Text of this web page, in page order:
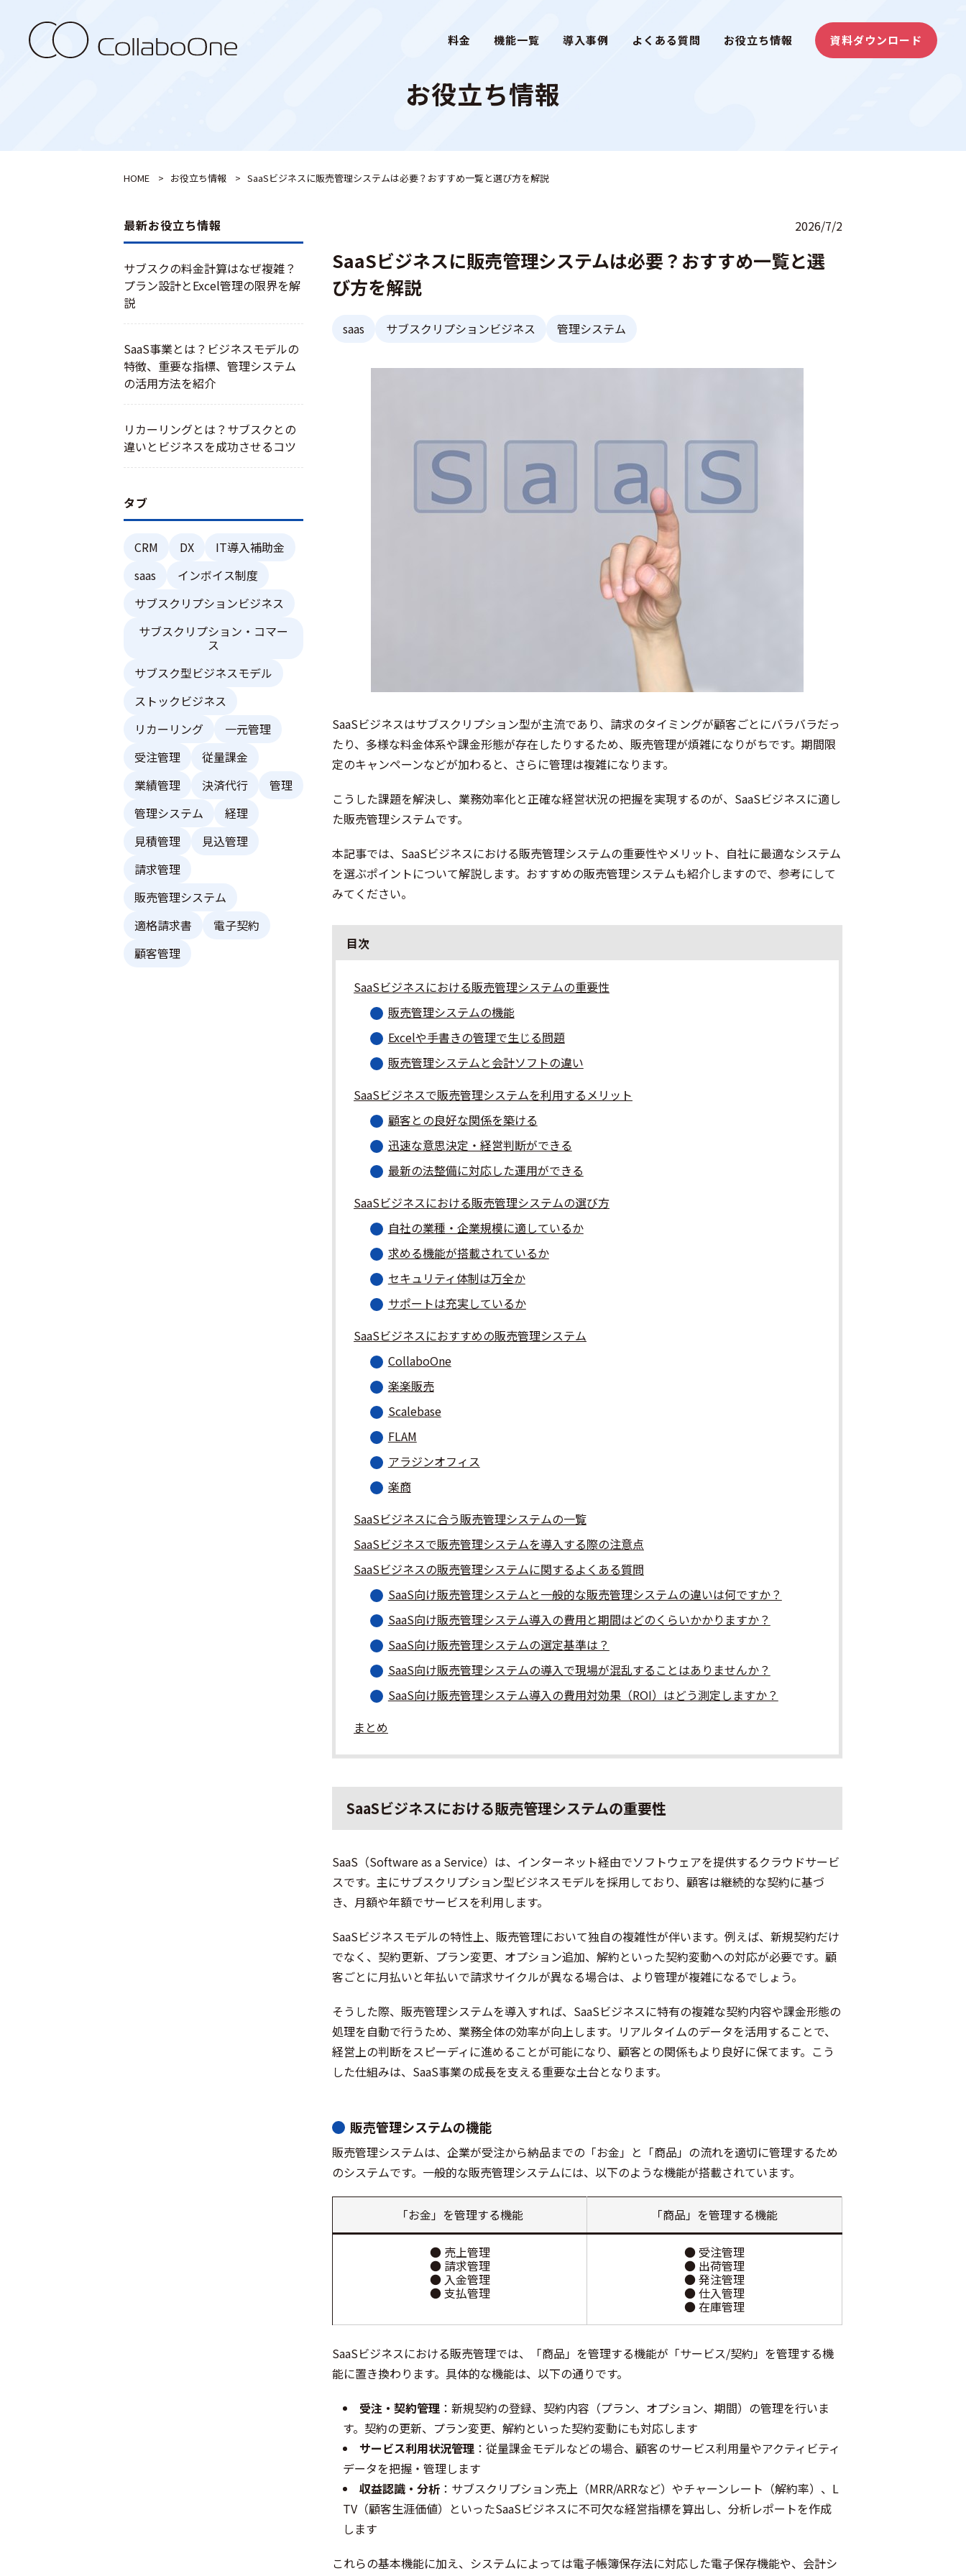
料金 機能一覧 導入事例 よくある質問 お役立ち情報 資料ダウンロード
お役立ち情報
HOME > お役立ち情報 > SaaSビジネスに販売管理システムは必要？おすすめ一覧と選び方を解説
2026/7/2
SaaSビジネスに販売管理システムは必要？おすすめ一覧と選
び方を解説
saas サブスクリプションビジネス 管理システム
SaaSビジネスはサブスクリプション型が主流であり、請求のタイミングが顧客ごとにバラバラだっ
たり、多様な料金体系や課金形態が存在したりするため、販売管理が煩雑になりがちです。期間限
定のキャンペーンなどが加わると、さらに管理は複雑になります。
こうした課題を解決し、業務効率化と正確な経営状況の把握を実現するのが、SaaSビジネスに適し
た販売管理システムです。
本記事では、SaaSビジネスにおける販売管理システムの重要性やメリット、自社に最適なシステム
を選ぶポイントについて解説します。おすすめの販売管理システムも紹介しますので、参考にして
みてください。
目次
SaaSビジネスにおける販売管理システムの重要性
販売管理システムの機能
Excelや手書きの管理で生じる問題
販売管理システムと会計ソフトの違い
SaaSビジネスで販売管理システムを利用するメリット
顧客との良好な関係を築ける
迅速な意思決定・経営判断ができる
最新の法整備に対応した運用ができる
SaaSビジネスにおける販売管理システムの選び方
自社の業種・企業規模に適しているか
求める機能が搭載されているか
セキュリティ体制は万全か
サポートは充実しているか
SaaSビジネスにおすすめの販売管理システム
CollaboOne
楽楽販売
Scalebase
FLAM
アラジンオフィス
楽商
SaaSビジネスに合う販売管理システムの一覧
SaaSビジネスで販売管理システムを導入する際の注意点
SaaSビジネスの販売管理システムに関するよくある質問
SaaS向け販売管理システムと一般的な販売管理システムの違いは何ですか？
SaaS向け販売管理システム導入の費用と期間はどのくらいかかりますか？
SaaS向け販売管理システムの選定基準は？
SaaS向け販売管理システムの導入で現場が混乱することはありませんか？
SaaS向け販売管理システム導入の費用対効果（ROI）はどう測定しますか？
まとめ
SaaSビジネスにおける販売管理システムの重要性
SaaS（Software as a Service）は、インターネット経由でソフトウェアを提供するクラウドサービ
スです。主にサブスクリプション型ビジネスモデルを採用しており、顧客は継続的な契約に基づ
き、月額や年額でサービスを利用します。
SaaSビジネスモデルの特性上、販売管理において独自の複雑性が伴います。例えば、新規契約だけ
でなく、契約更新、プラン変更、オプション追加、解約といった契約変動への対応が必要です。顧
客ごとに月払いと年払いで請求サイクルが異なる場合は、より管理が複雑になるでしょう。
そうした際、販売管理システムを導入すれば、SaaSビジネスに特有の複雑な契約内容や課金形態の
処理を自動で行うため、業務全体の効率が向上します。リアルタイムのデータを活用することで、
経営上の判断をスピーディに進めることが可能になり、顧客との関係もより良好に保てます。こう
した仕組みは、SaaS事業の成長を支える重要な土台となります。
販売管理システムの機能
販売管理システムは、企業が受注から納品までの「お金」と「商品」の流れを適切に管理するため
のシステムです。一般的な販売管理システムには、以下のような機能が搭載されています。
「お金」を管理する機能 「商品」を管理する機能
● 売上管理
● 請求管理
● 入金管理
● 支払管理
● 受注管理
● 出荷管理
● 発注管理
● 仕入管理
● 在庫管理
SaaSビジネスにおける販売管理では、「商品」を管理する機能が「サービス/契約」を管理する機
能に置き換わります。具体的な機能は、以下の通りです。
受注・契約管理 ：新規契約の登録、契約内容（プラン、オプション、期間）の管理を行いま
す。契約の更新、プラン変更、解約といった契約変動にも対応します
サービス利用状況管理 ：従量課金モデルなどの場合、顧客のサービス利用量やアクティビティ
データを把握・管理します
収益認識・分析 ：サブスクリプション売上（MRR/ARRなど）やチャーンレート（解約率）、L
TV（顧客生涯価値）といったSaaSビジネスに不可欠な経営指標を算出し、分析レポートを作成
します
これらの基本機能に加え、システムによっては電子帳簿保存法に対応した電子保存機能や、会計シ
最新お役立ち情報
サブスクの料金計算はなぜ複雑？
プラン設計とExcel管理の限界を解
説
SaaS事業とは？ビジネスモデルの
特徴、重要な指標、管理システム
の活用方法を紹介
リカーリングとは？サブスクとの
違いとビジネスを成功させるコツ
タブ
CRM DX
IT導入補助金
saas
インボイス制度
サブスクリプションビジネス
サブスクリプション・コマー
ス
サブスク型ビジネスモデル
ストックビジネス
リカーリング
一元管理
受注管理
従量課金
業績管理
決済代行
管理
管理システム
経理
見積管理
見込管理
請求管理
販売管理システム
適格請求書
電子契約
顧客管理